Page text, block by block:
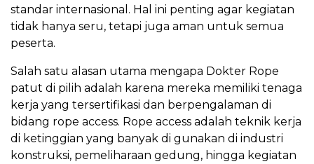
standar internasional. Hal ini penting agar kegiatan
tidak hanya seru, tetapi juga aman untuk semua
peserta.
Salah satu alasan utama mengapa Dokter Rope
patut di pilih adalah karena mereka memiliki tenaga
kerja yang tersertifikasi dan berpengalaman di
bidang rope access. Rope access adalah teknik kerja
di ketinggian yang banyak di gunakan di industri
konstruksi, pemeliharaan gedung, hingga kegiatan